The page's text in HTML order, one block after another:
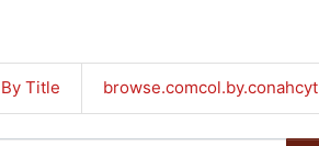
By Title browse.comcol.by.conahcyt